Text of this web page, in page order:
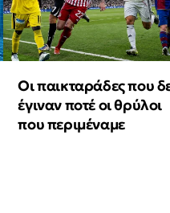
Οι παικταράδες που
έγιναν ποτέ οι θρύλοι
που περιμέναμε